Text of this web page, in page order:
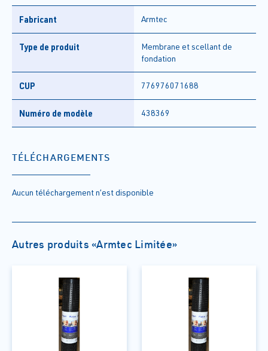
Fabricant Armtec
Type de produit
Membrane et scellant de
fondation
CUP 776976071688
Numéro de modèle 438369
TÉLÉCHARGEMENTS
Aucun téléchargement n’est disponible
Autres produits «Armtec Limitée»